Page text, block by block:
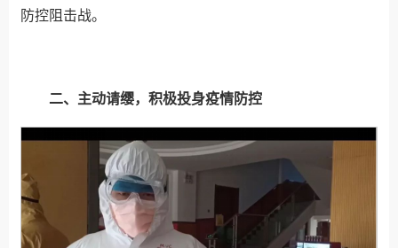
防控阻击战。
二、主动请缨，积极投身疫情防控